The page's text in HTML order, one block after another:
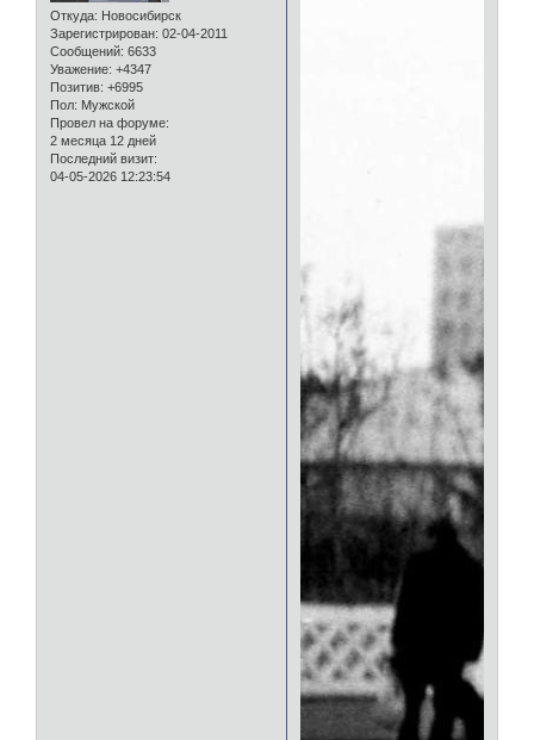
Откуда: Новосибирск
Зарегистрирован: 02-04-2011
Сообщений: 6633
Уважение: +4347
Позитив: +6995
Пол: Мужской
Провел на форуме:
2 месяца 12 дней
Последний визит:
04-05-2026 12:23:54